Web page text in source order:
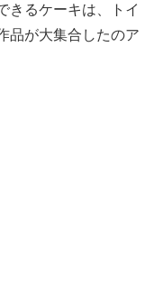
きるケーキは、トイ
品が大集合したのア